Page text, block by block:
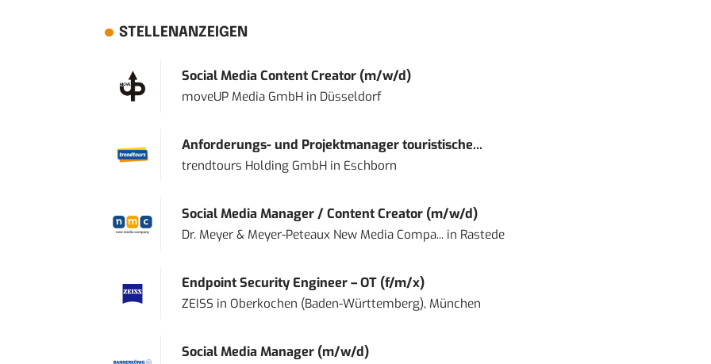
STELLENANZEIGEN
Social Media Content Creator (m/w/d)
moveUP Media GmbHin Düsseldorf
Anforderungs- und Projektmanager touristische...
trendtours Holding GmbHin Eschborn
Social Media Manager / Content Creator (m/w/d)
Dr. Meyer & Meyer-Peteaux New Media Compa...in Rastede
Endpoint Security Engineer – OT (f/m/x)
ZEISS in Oberkochen (Baden-Württemberg), München
Social Media Manager (m/w/d)